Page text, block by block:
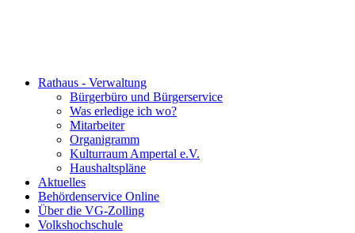
Rathaus - Verwaltung
Bürgerbüro und Bürgerservice
Was erledige ich wo?
Mitarbeiter
Organigramm
Kulturraum Ampertal e.V.
Haushaltspläne
Aktuelles
Behördenservice Online
Über die VG-Zolling
Volkshochschule